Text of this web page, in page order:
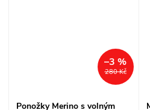
280 Kč
–3 %
Ponožky Merino s volným